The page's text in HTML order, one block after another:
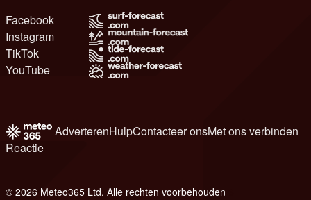
Facebook
Instagram
TikTok
YouTube
AdverterenHulpContacteer onsMet ons verbinden
Reactie
© 2026 Meteo365 Ltd. Alle rechten voorbehouden